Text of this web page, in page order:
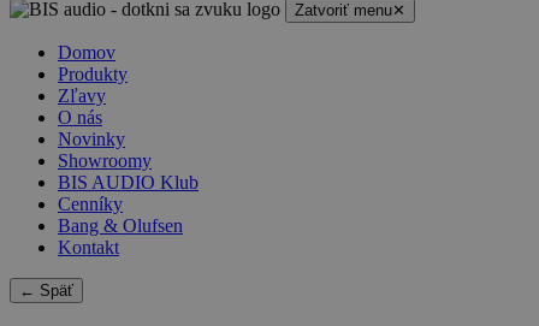
Zatvoriť menu✕
Domov
Produkty
Zľavy
O nás
Novinky
Showroomy
BIS AUDIO Klub
Cenníky
Bang & Olufsen
Kontakt
← Späť